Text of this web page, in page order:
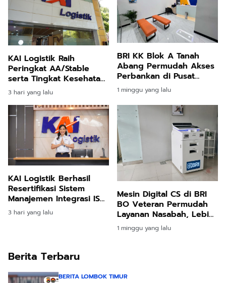
KAI Logistik Raih
Peringkat AA/Stable
serta Tingkat Kesehatan
dan Predikat "Sehat",
Perkuat Kepercayaan
Pelanggan di Tengah
Dinamika Industri
3 hari yang lalu
BRI KK Blok A Tanah
Abang Permudah Akses
Perbankan di Pusat
Grosir
1 minggu yang lalu
KAI Logistik Berhasil
Resertifikasi Sistem
Manajemen Integrasi ISO,
Perkuat Tata Kelola
Berkelanjutan
3 hari yang lalu
Mesin Digital CS di BRI
BO Veteran Permudah
Layanan Nasabah, Lebih
Cepat, Mudah, dan
Praktis
1 minggu yang lalu
Berita Terbaru
BERITA LOMBOK TIMUR